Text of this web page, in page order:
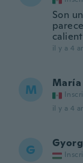
Son
il y a 4
M María
il y a 4
G